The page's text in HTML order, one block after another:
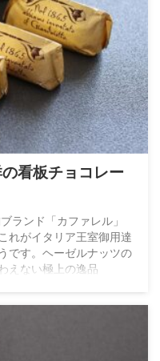
看板チョコレー
ランド「カファレル」
れがイタリア王室御用達
です。ヘーゼルナッツの
えない極上の逸品